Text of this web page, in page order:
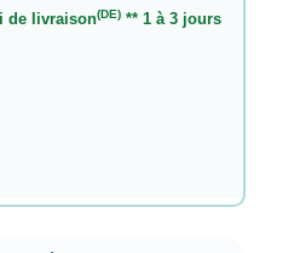
de livraison(DE)** 1 à 3 jours